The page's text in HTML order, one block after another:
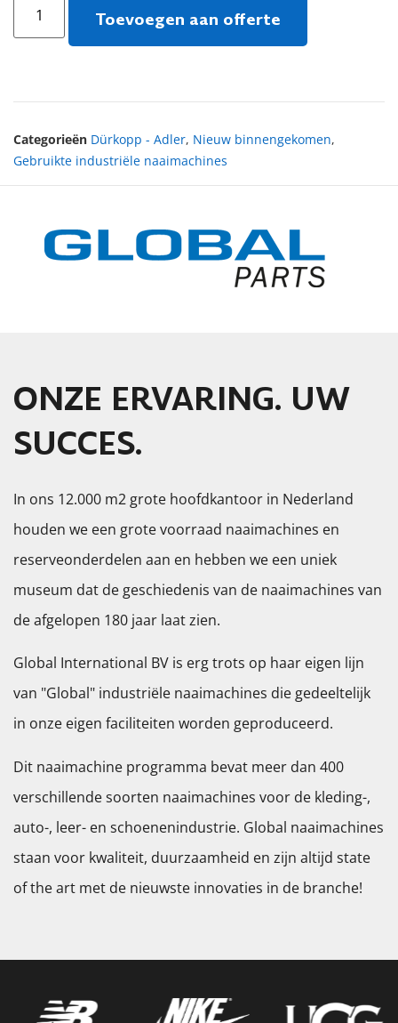
Toevoegen aan offerte
Categorieën Dürkopp - Adler, Nieuw binnengekomen,
Gebruikte industriële naaimachines
ONZE ERVARING. UW
SUCCES.
In ons 12.000 m2 grote hoofdkantoor in Nederland
houden we een grote voorraad naaimachines en
reserveonderdelen aan en hebben we een uniek
museum dat de geschiedenis van de naaimachines van
de afgelopen 180 jaar laat zien.
Global International BV is erg trots op haar eigen lijn
van "Global" industriële naaimachines die gedeeltelijk
in onze eigen faciliteiten worden geproduceerd.
Dit naaimachine programma bevat meer dan 400
verschillende soorten naaimachines voor de kleding-,
auto-, leer- en schoenenindustrie. Global naaimachines
staan voor kwaliteit, duurzaamheid en zijn altijd state
of the art met de nieuwste innovaties in de branche!